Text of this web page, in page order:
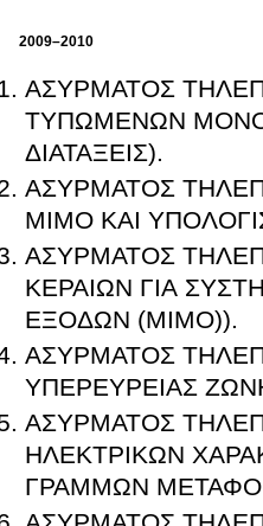
2009–2010
ΑΣΥΡΜΑΤΟΣ
ΤΥΠΩΜΕΝΩΝ
ΔΙΑΤΑΞΕΙΣ).
ΑΣΥΡΜΑΤΟΣ
ΜΙΜΟ ΚΑΙ
ΑΣΥΡΜΑΤΟΣ
ΚΕΡΑΙΩΝ ΓΙΑ
ΕΞΟΔΩΝ (MIMO)).
ΑΣΥΡΜΑΤΟΣ
ΥΠΕΡΕΥΡΕΙΑΣ
ΑΣΥΡΜΑΤΟΣ
ΗΛΕΚΤΡΙΚΩΝ
ΓΡΑΜΜΩΝ